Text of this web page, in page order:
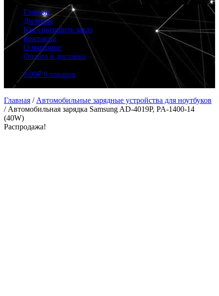
Главная
Дилерам
Как совершить заказ
Контакты
О магазине
Оплата и доставка
0.00₽ 0 товаров
Главная / Автомобильные зарядные устройства для ноутбуков
/ Автомобильная зарядка Samsung AD-4019P, PA-1400-14
(40W)
Распродажа!